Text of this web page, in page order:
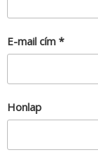
E-mail cím *
Honlap